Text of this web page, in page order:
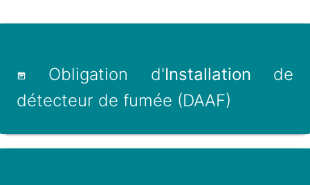
Obligation d'Installation de
détecteur de fumée (DAAF)